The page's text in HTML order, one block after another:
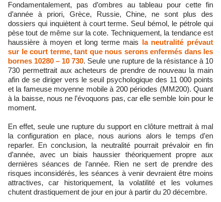
Fondamentalement, pas d’ombres au tableau pour cette fin
d’année à priori, Grèce, Russie, Chine, ne sont plus des
dossiers qui inquiètent à court terme. Seul bémol, le pétrole qui
pèse tout de même sur la cote. Techniquement, la tendance est
haussière à moyen et long terme mais la neutralité prévaut
sur le court terme, tant que nous serons enfermés dans les
bornes 10280 – 10 730. Seule une rupture de la résistance à 10
730 permettrait aux acheteurs de prendre de nouveau la main
afin de se diriger vers le seuil psychologique des 11 000 points
et la fameuse moyenne mobile à 200 périodes (MM200). Quant
à la baisse, nous ne l’évoquons pas, car elle semble loin pour le
moment.
En effet, seule une rupture du support en clôture mettrait à mal
la configuration en place, nous aurions alors le temps d’en
reparler. En conclusion, la neutralité pourrait prévaloir en fin
d’année, avec un biais haussier théoriquement propre aux
dernières séances de l’année. Rien ne sert de prendre des
risques inconsidérés, les séances à venir devraient être moins
attractives, car historiquement, la volatilité et les volumes
chutent drastiquement de jour en jour à partir du 20 décembre.